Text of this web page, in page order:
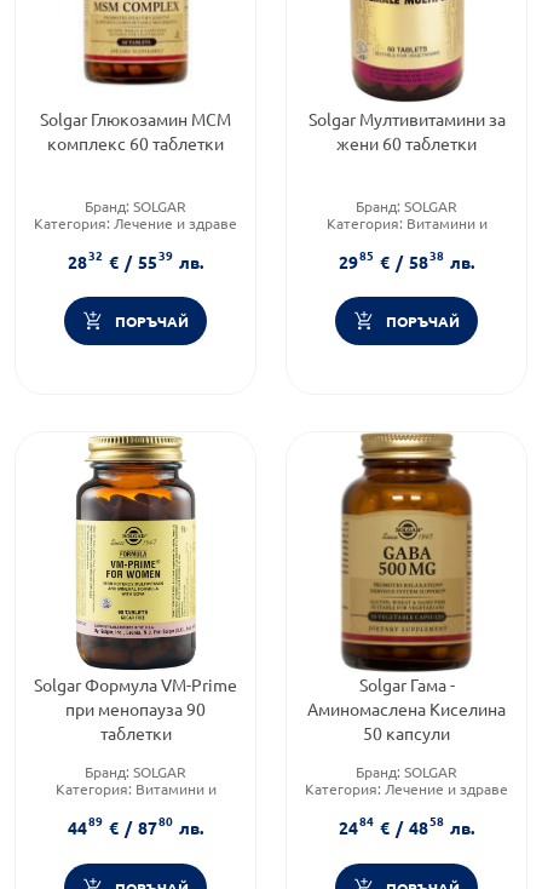
Solgar Глюкозамин МСМ
комплекс 60 таблетки
Бранд: SOLGAR
Категория: Лечение и здраве
2832 € / 5539 лв.
ПОРЪЧАЙ
Solgar Мултивитамини за
жени 60 таблетки
Бранд: SOLGAR
Категория: Витамини и
Форма на продукта: таблетки
2985 € / 5838 лв.
ПОРЪЧАЙ
Solgar Формула VM-Prime
при менопауза 90
таблетки
Бранд: SOLGAR
Категория: Витамини и
Форма на продукта: таблетки
4489 € / 8780 лв.
Solgar Гама -
Аминомаслена Киселина
50 капсули
Бранд: SOLGAR
Категория: Лечение и здраве
2484 € / 4858 лв.